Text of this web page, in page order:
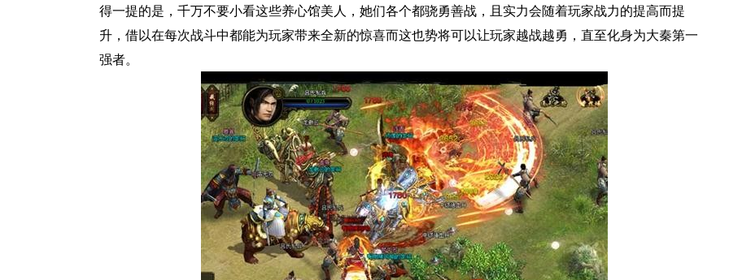
得一提的是，千万不要小看这些养心馆美人，她们各个都骁勇善战，且实力会随着玩家战力的提高而提
升，借以在每次战斗中都能为玩家带来全新的惊喜而这也势将可以让玩家越战越勇，直至化身为大秦第一
强者。